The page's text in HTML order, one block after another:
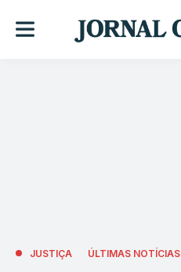
JUSTIÇA ÚLTIMAS NOTÍCIAS